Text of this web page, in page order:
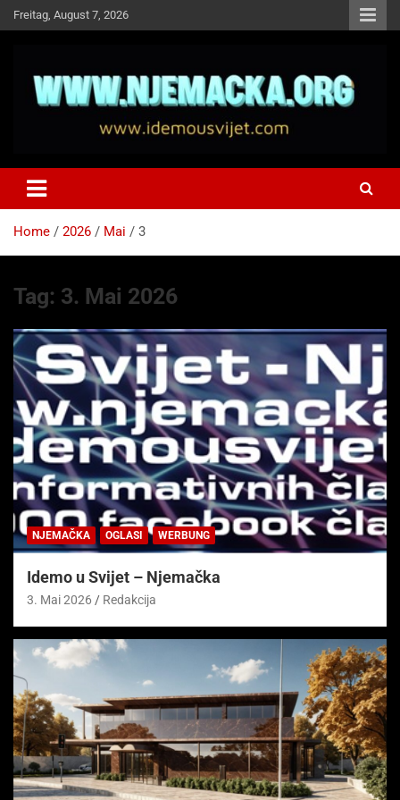
Skip
to
Freitag, August 7, 2026
Idemo u Svijet-Njemacka!
Home 2026 Mai 3
Tag: 3. Mai 2026
NJEMAČKA OGLASI WERBUNG
Idemo u Svijet – Njemačka
3. Mai 2026 Redakcija